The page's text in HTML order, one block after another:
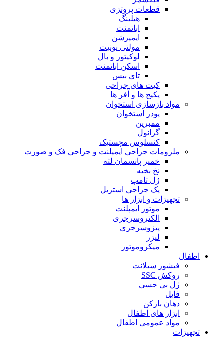
قطعات پروتزی
هیلینگ
اباتمنت
ایمپرشن
مولتی یونیت
لوکیتور و بال
اسکن اباتمنت
تای بیس
کیت های جراحی
پکیج ها و آفر ها
مواد بازسازی استخوان
پودر استخوان
ممبرین
گرانول
کنسلوس مچستیک
ملزومات جراحی ایمپلنت و جراحی فک و صورت
خمیر پانسمان لثه
نخ بخیه
ژل تامپ
پک جراحی استریل
تجهیزات و ابزار ها
موتور ایمپلنت
الکتروسرجری
پیزوسرجری
لیزر
میکروموتور
اطفال
فیشور سیلانت
روکش SSC
ژل بی حسی
فایل
دهان بازکن
ابزار های اطفال
مواد عمومی اطفال
تجهیزات